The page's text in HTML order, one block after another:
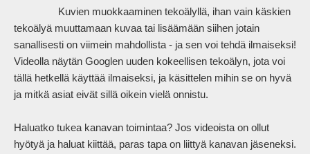
tekoälyä muuttamaan kuvaa tai lisäämään siihen jotain
sanallisesti on viimein mahdollista - ja sen voi tehdä ilmaiseksi!
Videolla näytän Googlen uuden kokeellisen tekoälyn, jota voi
tällä hetkellä käyttää ilmaiseksi, ja käsittelen mihin se on hyvä
ja mitkä asiat eivät sillä oikein vielä onnistu.
Haluatko tukea kanavan toimintaa? Jos videoista on ollut
hyötyä ja haluat kiittää, paras tapa on liittyä kanavan jäseneksi.